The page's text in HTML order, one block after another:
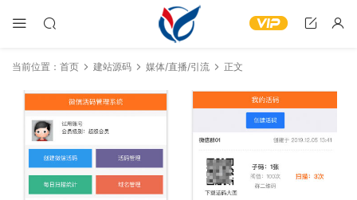
当前位置： 首页 建站源码 媒体/直播/引流 正文